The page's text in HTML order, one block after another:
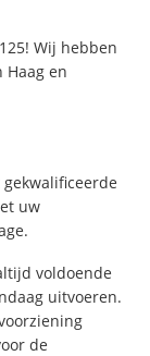
Wij hebben
en
uw
voldoende
uitvoeren.
de